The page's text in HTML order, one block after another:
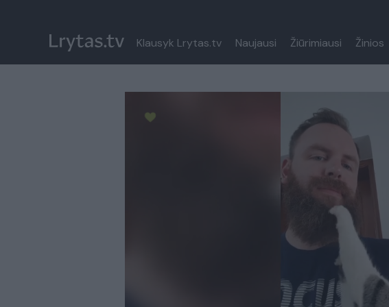
Klausyk Lrytas.tv Naujausi Žiūrimiausi Žinios